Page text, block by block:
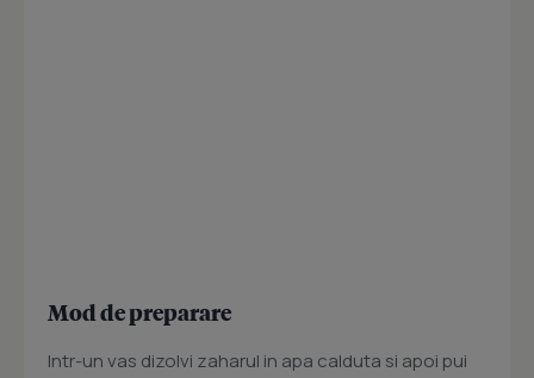
Mod de preparare
Intr-un vas dizolvi zaharul in apa calduta si apoi pui